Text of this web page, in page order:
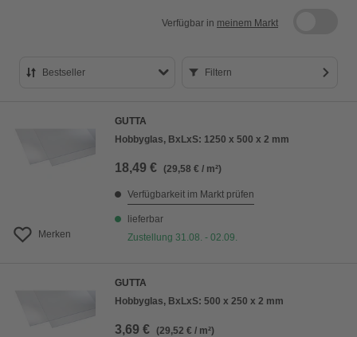
Verfügbar in meinem Markt
Bestseller
Preis aufsteigend
Preis absteigend
Filtern
Merken
GUTTA
Hobbyglas, BxLxS: 1250 x 500 x 2 mm
18,49 € (29,58 € / m²)
Verfügbarkeit im Markt prüfen
lieferbar
Zustellung 31.08. - 02.09.
GUTTA
Hobbyglas, BxLxS: 500 x 250 x 2 mm
3,69 € (29,52 € / m²)